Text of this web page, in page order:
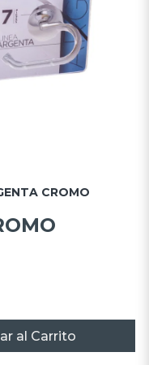
CROMO
al Carrito